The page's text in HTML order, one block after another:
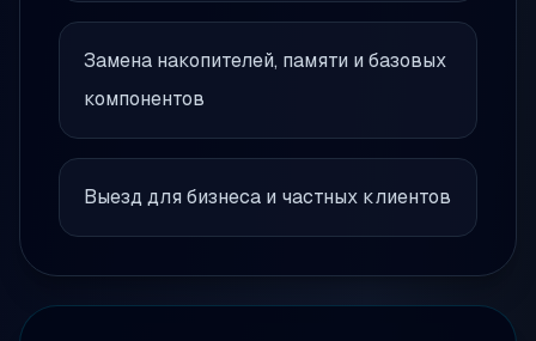
Замена накопителей, памяти и базовых
компонентов
Выезд для бизнеса и частных клиентов